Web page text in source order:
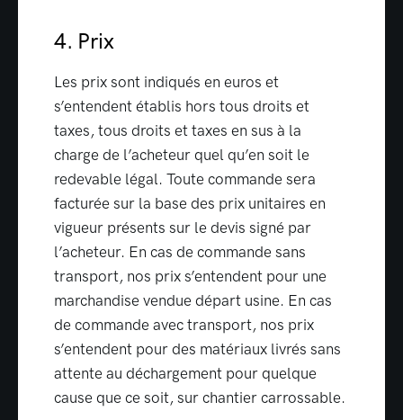
4. Prix
Les prix sont indiqués en euros et
s’entendent établis hors tous droits et
taxes, tous droits et taxes en sus à la
charge de l’acheteur quel qu’en soit le
redevable légal. Toute commande sera
facturée sur la base des prix unitaires en
vigueur présents sur le devis signé par
l’acheteur. En cas de commande sans
transport, nos prix s’entendent pour une
marchandise vendue départ usine. En cas
de commande avec transport, nos prix
s’entendent pour des matériaux livrés sans
attente au déchargement pour quelque
cause que ce soit, sur chantier carrossable.